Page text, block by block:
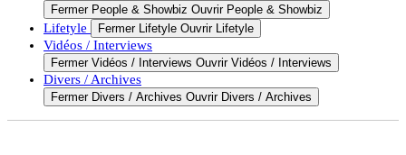
Fermer People & Showbiz Ouvrir People & Showbiz
Lifetyle Fermer Lifetyle Ouvrir Lifetyle
Vidéos / Interviews
Fermer Vidéos / Interviews Ouvrir Vidéos / Interviews
Divers / Archives
Fermer Divers / Archives Ouvrir Divers / Archives